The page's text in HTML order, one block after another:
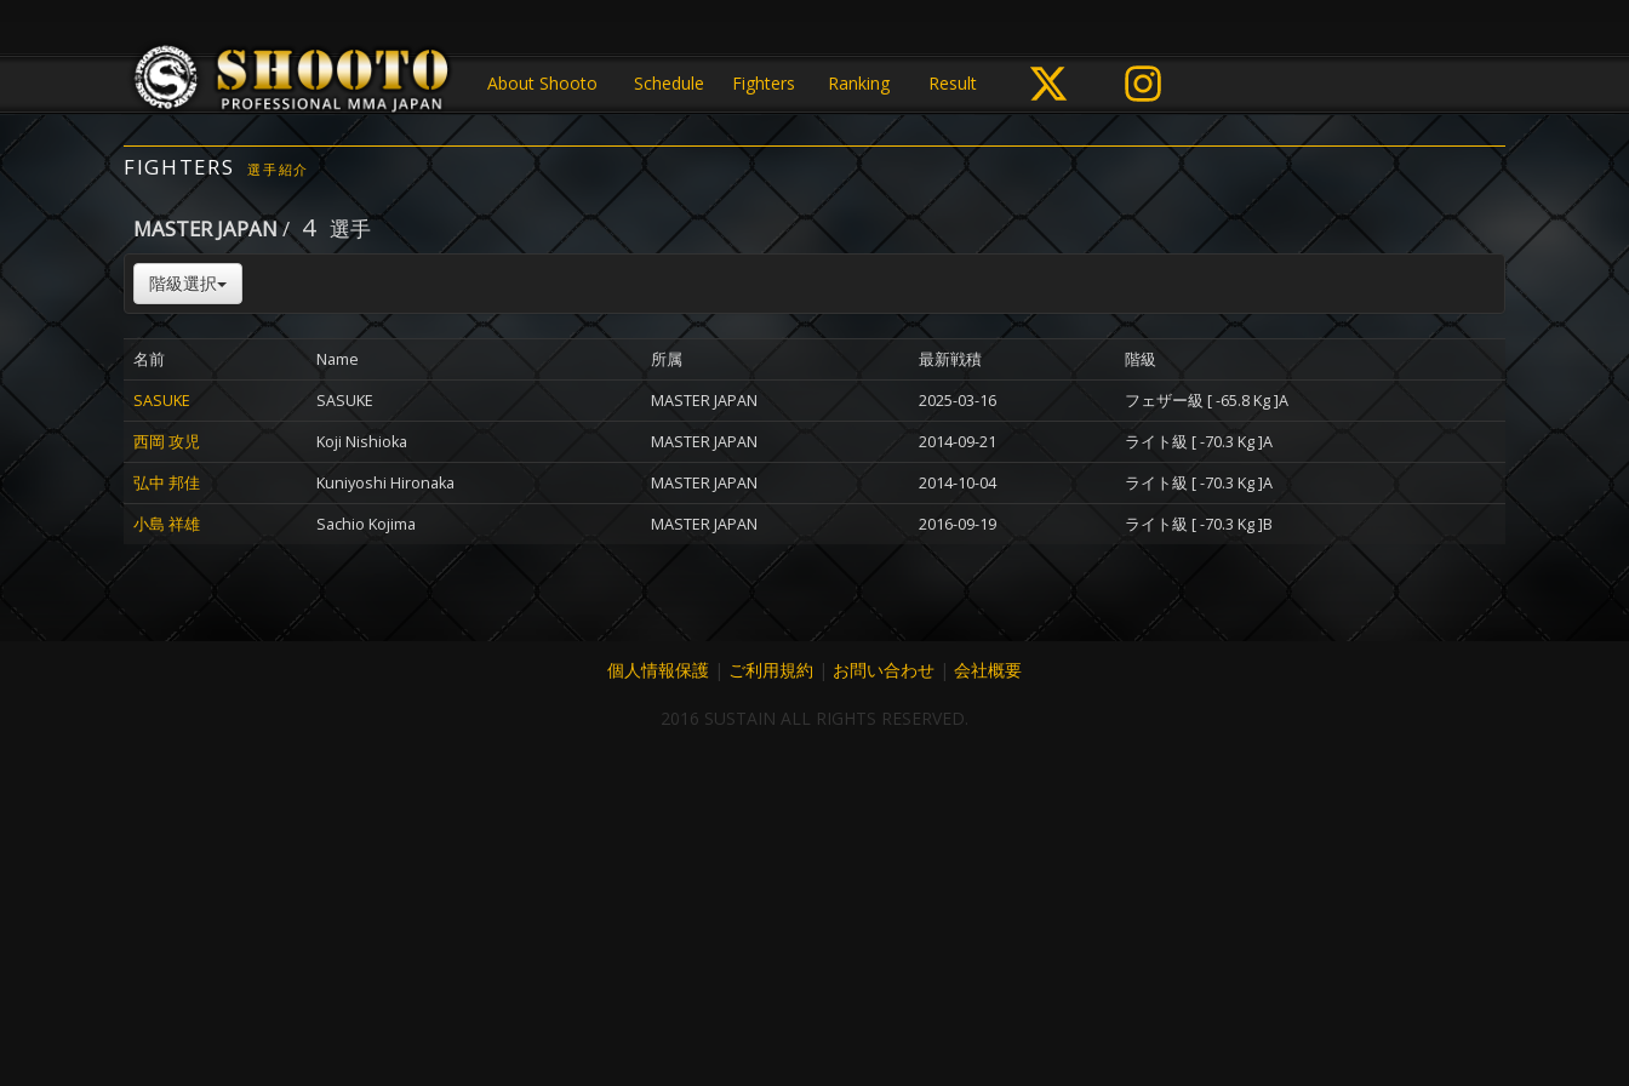
About Shooto Schedule Fighters Ranking Result
FIGHTERS 選手紹介
MASTER JAPAN/ 4 選手
階級選択
名前 Name 所属 最新戦積
階級
SASUKE
SASUKE MASTER JAPAN 2025-03-16
フェザー級 [ -65.8 Kg ]A
西岡 攻児
Koji Nishioka MASTER JAPAN 2014-09-21
ライト級 [ -70.3 Kg ]A
弘中 邦佳
Kuniyoshi Hironaka MASTER JAPAN 2014-10-04
ライト級 [ -70.3 Kg ]A
小島 祥雄
Sachio Kojima MASTER JAPAN 2016-09-19 ライト級 [ -70.3 Kg ]B
個人情報保護 | ご利用規約 | お問い合わせ | 会社概要
2016 SUSTAIN ALL RIGHTS RESERVED.